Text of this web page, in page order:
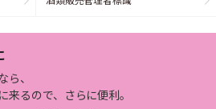
ら、
来るので、さらに便利。